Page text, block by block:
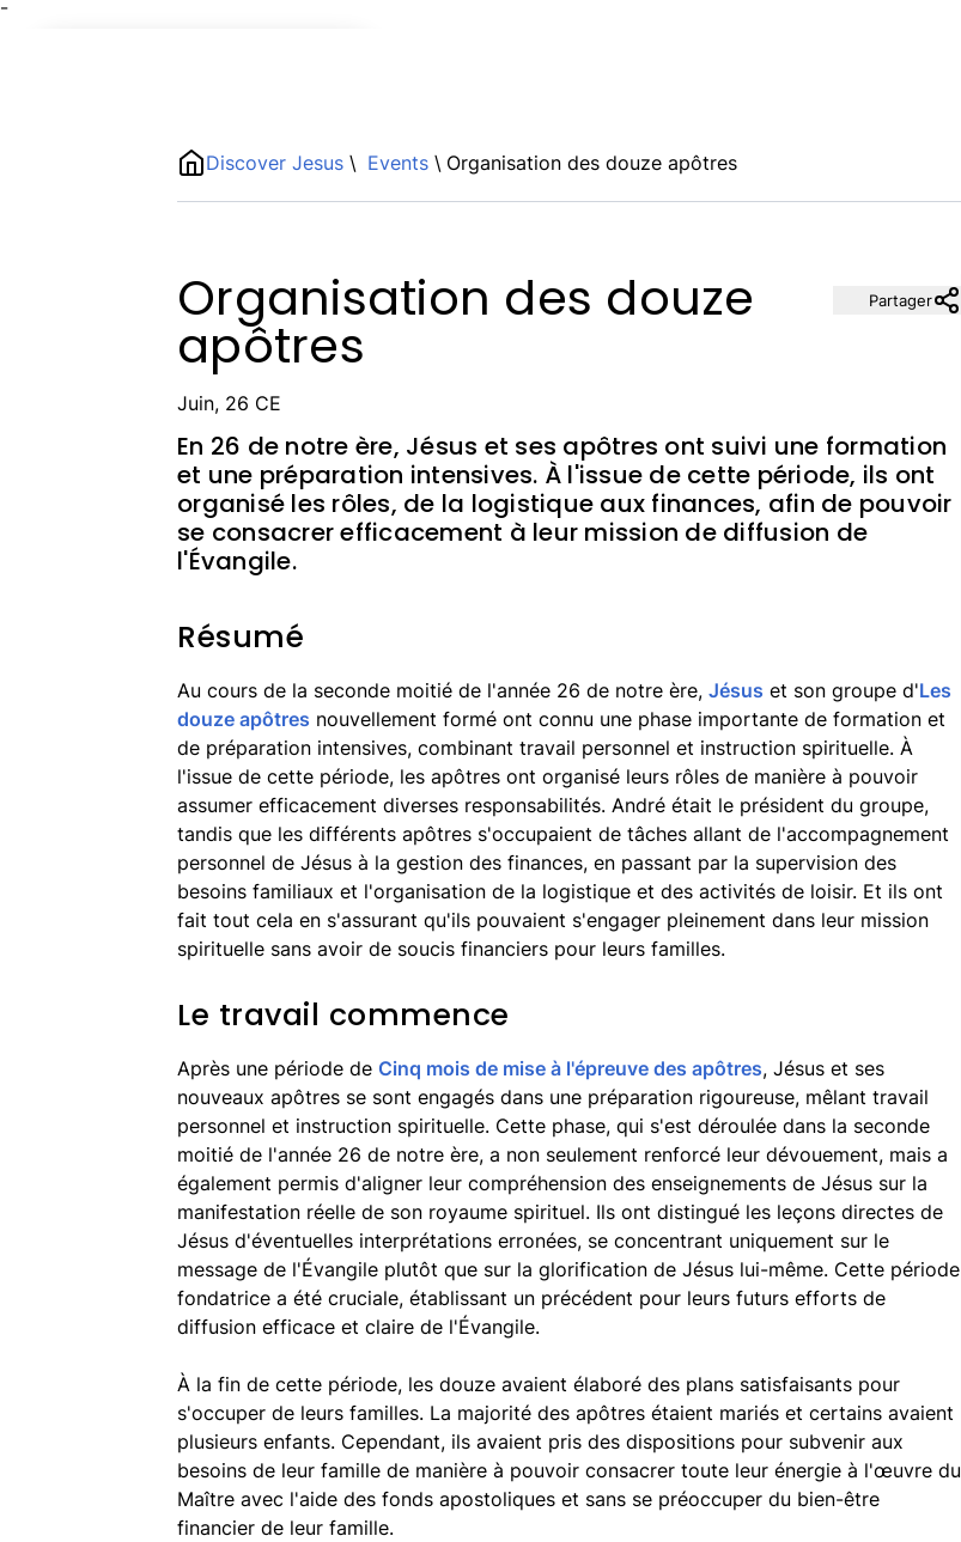
¯
Discover Jesus \ Events \ Organisation des douze apôtres
Organisation des douze
apôtres
Juin, 26 CE
En 26 de notre ère, Jésus et ses apôtres ont suivi une formation
et une préparation intensives. À l'issue de cette période, ils ont
organisé les rôles, de la logistique aux finances, afin de pouvoir
se consacrer efficacement à leur mission de diffusion de
l'Évangile.
Partager
Résumé
Au cours de la seconde moitié de l'année 26 de notre ère, Jésus et son groupe d'Les
douze apôtres nouvellement formé ont connu une phase importante de formation et
de préparation intensives, combinant travail personnel et instruction spirituelle. À
l'issue de cette période, les apôtres ont organisé leurs rôles de manière à pouvoir
assumer efficacement diverses responsabilités. André était le président du groupe,
tandis que les différents apôtres s'occupaient de tâches allant de l'accompagnement
personnel de Jésus à la gestion des finances, en passant par la supervision des
besoins familiaux et l'organisation de la logistique et des activités de loisir. Et ils ont
fait tout cela en s'assurant qu'ils pouvaient s'engager pleinement dans leur mission
spirituelle sans avoir de soucis financiers pour leurs familles.
Le travail commence
Après une période de Cinq mois de mise à l'épreuve des apôtres, Jésus et ses
nouveaux apôtres se sont engagés dans une préparation rigoureuse, mêlant travail
personnel et instruction spirituelle. Cette phase, qui s'est déroulée dans la seconde
moitié de l'année 26 de notre ère, a non seulement renforcé leur dévouement, mais a
également permis d'aligner leur compréhension des enseignements de Jésus sur la
manifestation réelle de son royaume spirituel. Ils ont distingué les leçons directes de
Jésus d'éventuelles interprétations erronées, se concentrant uniquement sur le
message de l'Évangile plutôt que sur la glorification de Jésus lui-même. Cette période
fondatrice a été cruciale, établissant un précédent pour leurs futurs efforts de
diffusion efficace et claire de l'Évangile.
À la fin de cette période, les douze avaient élaboré des plans satisfaisants pour
s'occuper de leurs familles. La majorité des apôtres étaient mariés et certains avaient
plusieurs enfants. Cependant, ils avaient pris des dispositions pour subvenir aux
besoins de leur famille de manière à pouvoir consacrer toute leur énergie à l'œuvre du
Maître avec l'aide des fonds apostoliques et sans se préoccuper du bien-être
financier de leur famille.